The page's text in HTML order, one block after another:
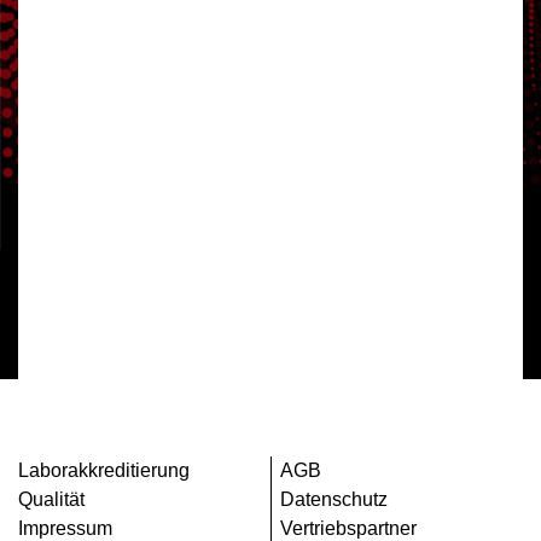
Laborakkreditierung
Qualität
Impressum
AGB
Datenschutz
Vertriebspartner